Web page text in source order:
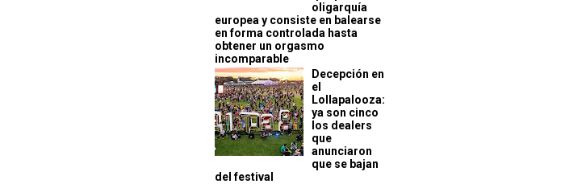
oligarquía
europea y consiste en balearse
en forma controlada hasta
obtener un orgasmo
incomparable
Decepción en
el
Lollapalooza:
ya son cinco
los dealers
que
anunciaron
que se bajan
del festival